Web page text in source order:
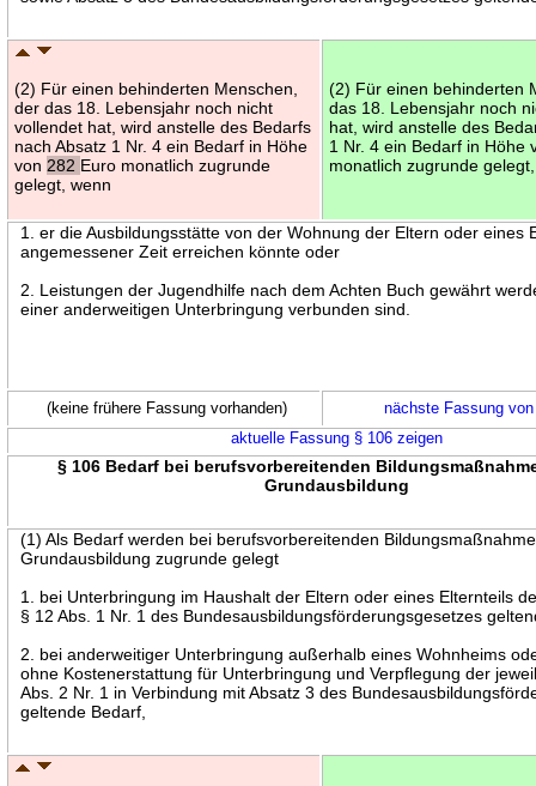
(2) Für einen behinderten Menschen,
der das 18. Lebensjahr noch nicht
vollendet hat, wird anstelle des Bedarfs
nach Absatz 1 Nr. 4 ein Bedarf in Höhe
von 282 Euro monatlich zugrunde
gelegt, wenn
(2) Für einen behinderten
das 18. Lebensjahr noch
hat, wird anstelle des
1 Nr. 4 ein Bedarf in Höhe
monatlich zugrunde
1. er die Ausbildungsstätte von der Wohnung der Eltern oder eines
angemessener Zeit erreichen könnte oder
2. Leistungen der Jugendhilfe nach dem Achten Buch gewährt
einer anderweitigen Unterbringung verbunden sind.
(keine frühere Fassung vorhanden)
nächste Fassung
aktuelle Fassung § 106 zeigen
§ 106 Bedarf bei berufsvorbereitenden
Grundausbildung
(1) Als Bedarf werden bei berufsvorbereitenden
Grundausbildung zugrunde gelegt
1. bei Unterbringung im Haushalt der Eltern oder eines Elternteils
§ 12 Abs. 1 Nr. 1 des Bundesausbildungsförderungsgesetzes
2. bei anderweitiger Unterbringung außerhalb eines Wohnheims
ohne Kostenerstattung für Unterbringung und Verpflegung der
Abs. 2 Nr. 1 in Verbindung mit Absatz 3 des
geltende Bedarf,